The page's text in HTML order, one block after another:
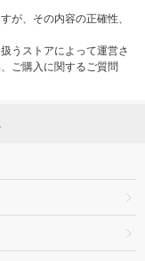
が、その内容の正確性、
うストアによって運営さ
ご購入に関するご質問